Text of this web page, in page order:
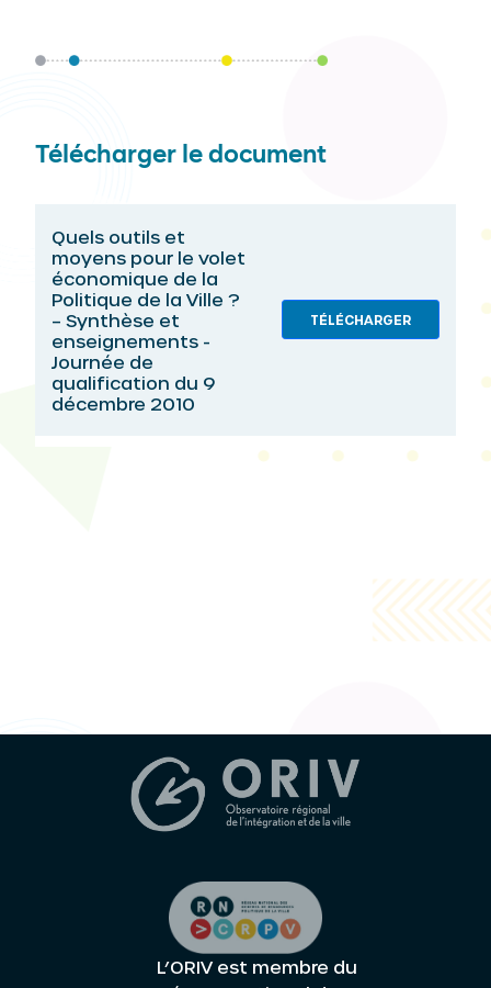
Télécharger le document
Quels outils et
moyens pour le volet
économique de la
Politique de la Ville ?
– Synthèse et
enseignements -
Journée de
qualification du 9
décembre 2010
TÉLÉCHARGER
L’ORIV est membre du